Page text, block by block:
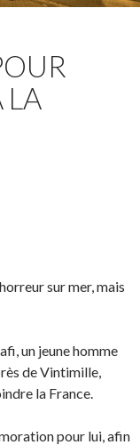
LA
sur mer, mais
un jeune homme
de Vintimille,
la France.
pour lui, afin